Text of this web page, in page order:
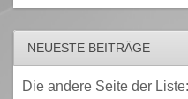
NEUESTE BEITRÄGE
Die andere Seite der